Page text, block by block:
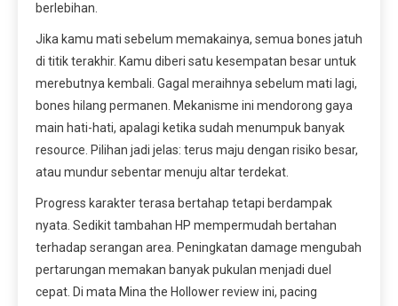
berlebihan.
Jika kamu mati sebelum memakainya, semua bones jatuh
di titik terakhir. Kamu diberi satu kesempatan besar untuk
merebutnya kembali. Gagal meraihnya sebelum mati lagi,
bones hilang permanen. Mekanisme ini mendorong gaya
main hati-hati, apalagi ketika sudah menumpuk banyak
resource. Pilihan jadi jelas: terus maju dengan risiko besar,
atau mundur sebentar menuju altar terdekat.
Progress karakter terasa bertahap tetapi berdampak
nyata. Sedikit tambahan HP mempermudah bertahan
terhadap serangan area. Peningkatan damage mengubah
pertarungan memakan banyak pukulan menjadi duel
cepat. Di mata Mina the Hollower review ini, pacing